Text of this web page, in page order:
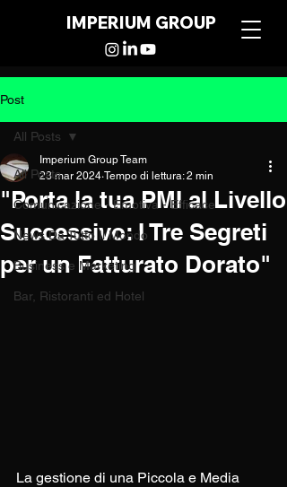
IMPERIUM GROUP
Post
All Posts
Comunicazione - Emotiva - Efficace
News Da Tutto Il Mondo
Business e Marketing
Bar, Ristoranti ed Hotel
All Posts
"Porta la tua PMI al Livello
Successivo: I Tre Segreti
per un Fatturato Dorato"
Imperium Group Team
23 mar 2024 Tempo di lettura: 2 min
La gestione di una Piccola e Media